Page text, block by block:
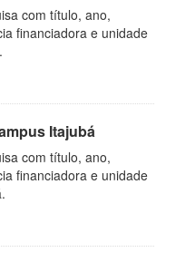
com título, ano,
financiadora e unidade
Itajubá
com título, ano,
financiadora e unidade